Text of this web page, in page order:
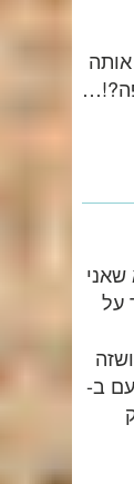
על
ב-